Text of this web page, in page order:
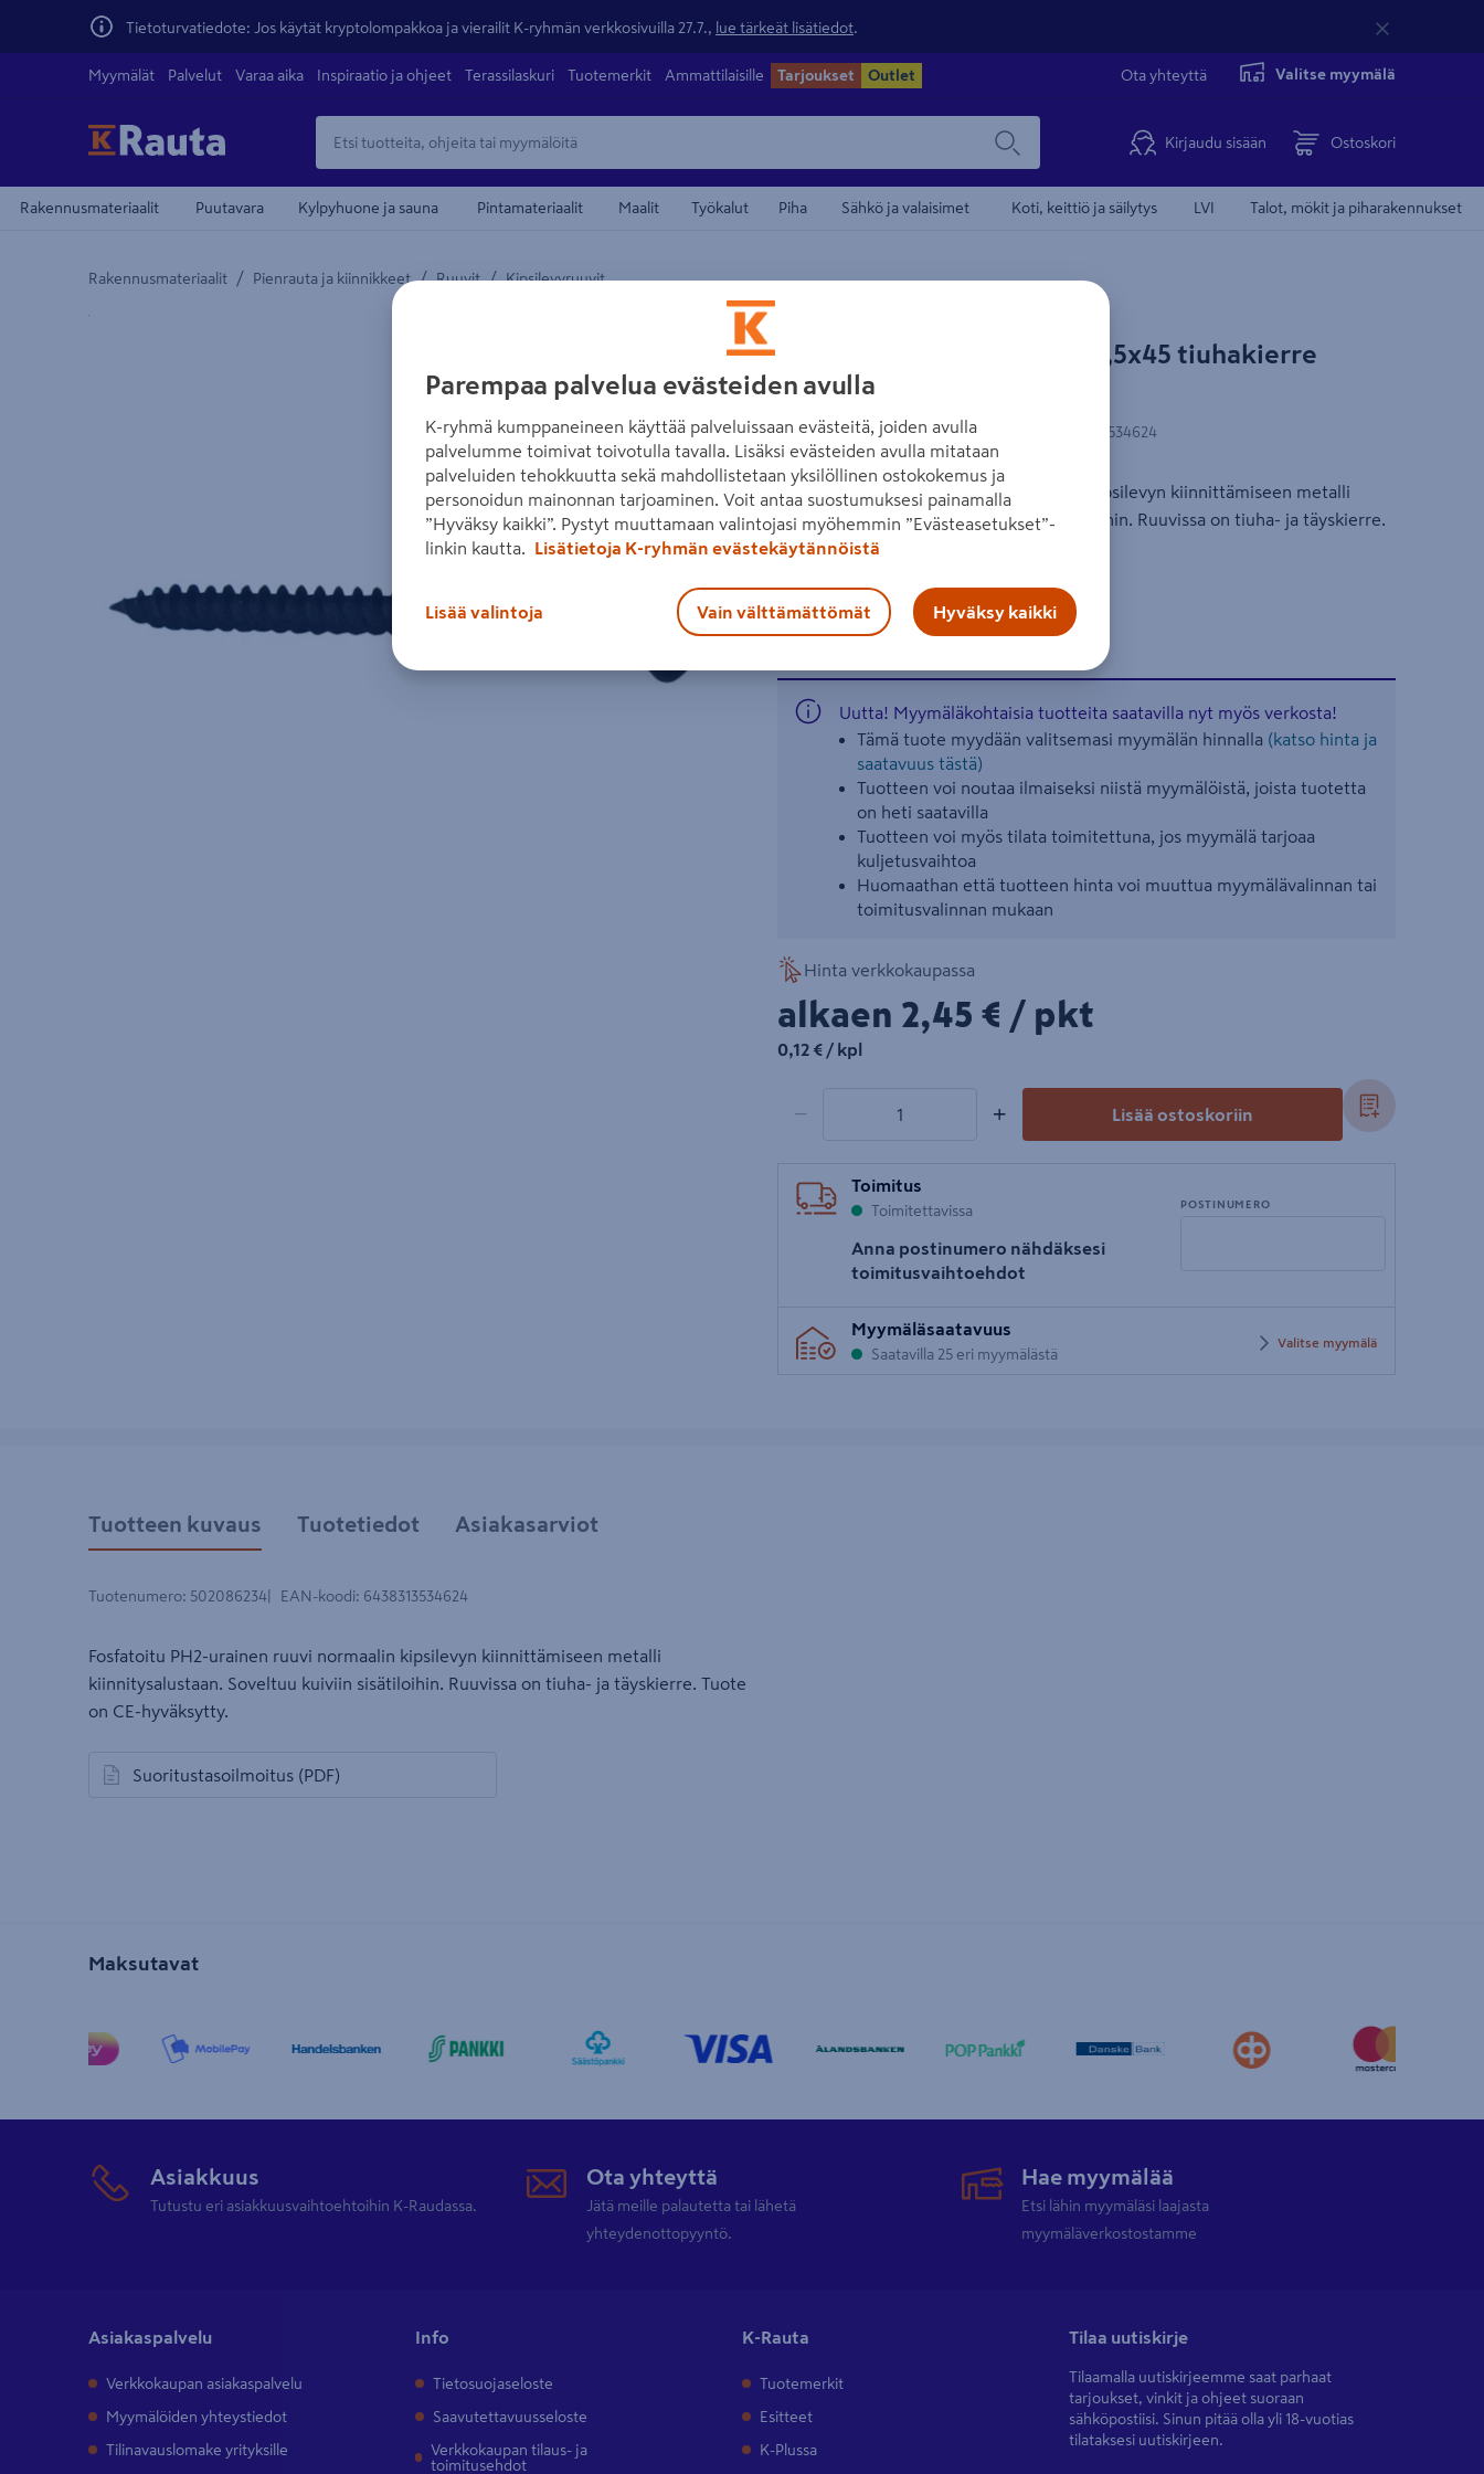
Tietoturvatiedote: Jos käytät kryptolompakkoa ja vierailit K-ryhmän verkkosivuilla 27.7., lue tärkeät lisätiedot
Myymälät Palvelut Varaa aika Inspiraatio ja ohjeet Terassilaskuri Tuotemerkit Ammattilaisille Tarjoukset Outlet Ota yhteyttä Valitse myymälä
Kirjaudu sisään Ostoskori
Rakennusmateriaalit Puutavara Kylpyhuone ja sauna Pintamateriaalit Maalit Työkalut Piha Sähkö ja valaisimet Koti, keittiö ja säilytys LVI Talot, mökit ja piharakennukset
Rakennusmateriaalit / Pienrauta ja kiinnikkeet / Ruuvit / Kipsilevyruuvit
Yksityiskohtainen kuvaus löytyy Tuotteen kuvaus -maamerkistä
Kipsilevyruuvi PROF PH2 3,5x45 tiuhakierre
fosfatoitu 20kpl
Tuotenumero: 502086234 EAN-koodi 6438313534624
Fosfatoitu PH2-urainen ruuvi normaalin kipsilevyn kiinnittämiseen metalli
kiinnitysalustaan. Soveltuu kuiviin sisätiloihin. Ruuvissa on tiuha- ja täyskierre.
Tuote on CE-hyväksytty.
Lue koko tuotekuvaus
Katso liitetiedostot
Uutta! Myymäläkohtaisia tuotteita saatavilla nyt myös verkosta!
Tämä tuote myydään valitsemasi myymälän hinnalla (katso hinta ja
saatavuus tästä)
Tuotteen voi noutaa ilmaiseksi niistä myymälöistä, joista tuotetta
on heti saatavilla
Tuotteen voi myös tilata toimitettuna, jos myymälä tarjoaa
kuljetusvaihtoa
Huomaathan että tuotteen hinta voi muuttua myymälävalinnan tai
toimitusvalinnan mukaan
Hinta verkkokaupassa
alkaen 2,45€/pkt
2,45 € / pkt
0,12€/kpl
0,12 € / kpl
− + Lisää ostoskoriin
Toimitus
Toimitettavissa
Anna postinumero nähdäksesi
toimitusvaihtoehdot
POSTINUMERO
postinumero
Myymäläsaatavuus
Saatavilla 25 eri myymälästä
Valitse myymälä
Tuotteen kuvaus Tuotetiedot Asiakasarviot
Tuotenumero: 502086234 EAN-koodi: 6438313534624
Fosfatoitu PH2-urainen ruuvi normaalin kipsilevyn kiinnittämiseen metalli
kiinnitysalustaan. Soveltuu kuiviin sisätiloihin. Ruuvissa on tiuha- ja täyskierre. Tuote
on CE-hyväksytty.
Suoritustasoilmoitus (PDF)
avautuu uuteen välilehteen
Maksutavat
Asiakkuus
Tutustu eri asiakkuusvaihtoehtoihin K-Raudassa.
Ota yhteyttä
Jätä meille palautetta tai lähetä
yhteydenottopyyntö.
Hae myymälää
Etsi lähin myymäläsi laajasta
myymäläverkostostamme
Asiakaspalvelu
Verkkokaupan asiakaspalvelu
Myymälöiden yhteystiedot
Tilinavauslomake yrityksille
Info
Tietosuojaseloste
Saavutettavuusseloste
Verkkokaupan tilaus- ja
toimitusehdot
K-Rauta
Tuotemerkit
Esitteet
K-Plussa
Tilaa uutiskirje
Tilaamalla uutiskirjeemme saat parhaat
tarjoukset, vinkit ja ohjeet suoraan
sähköpostiisi. Sinun pitää olla yli 18-vuotias
tilataksesi uutiskirjeen.
Parempaa palvelua evästeiden avulla
K-ryhmä kumppaneineen käyttää palveluissaan evästeitä, joiden avulla
palvelumme toimivat toivotulla tavalla. Lisäksi evästeiden avulla mitataan
palveluiden tehokkuutta sekä mahdollistetaan yksilöllinen ostokokemus ja
personoidun mainonnan tarjoaminen. Voit antaa suostumuksesi painamalla
”Hyväksy kaikki”. Pystyt muuttamaan valintojasi myöhemmin ”Evästeasetukset”-
linkin kautta.
Lisätietoja K-ryhmän evästekäytännöistä
Lisää valintoja Vain välttämättömät Hyväksy kaikki